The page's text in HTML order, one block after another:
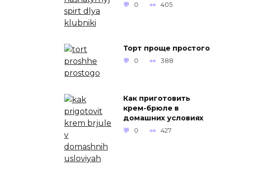
0 405
Торт проще простого
0 388
Как приготовить
крем-брюле в
домашних условиях
0 427